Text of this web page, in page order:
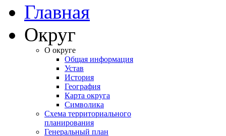
Главная
Округ
О округе
Общая информация
Устав
История
География
Карта округа
Символика
Схема территориального
планирования
Генеральный план